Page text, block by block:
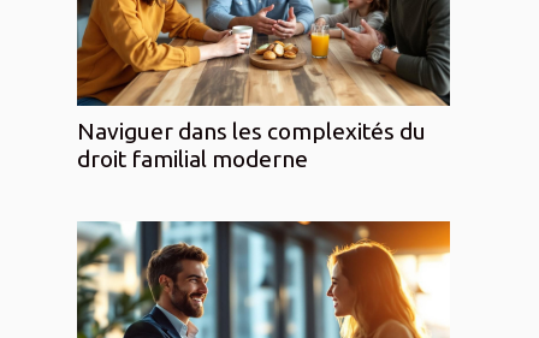
Naviguer dans les complexités du
droit familial moderne